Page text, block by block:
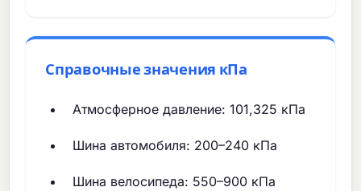
Справочные значения кПа
Атмосферное давление: 101,325 кПа
Шина автомобиля: 200–240 кПа
Шина велосипеда: 550–900 кПа